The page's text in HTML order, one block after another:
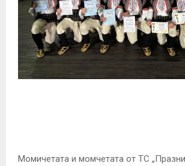
N
Момичетата и момчетата от ТС